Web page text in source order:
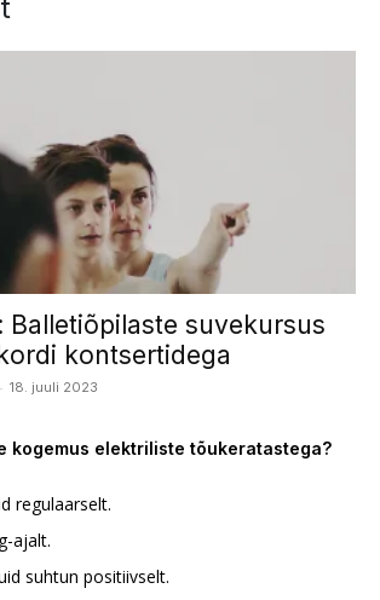
Balletiõpilaste suvekursus
kontsertidega
- 18. juuli 2023
kogemus elektriliste tõukeratastega?
regulaarselt.
ajalt.
suhtun positiivselt.